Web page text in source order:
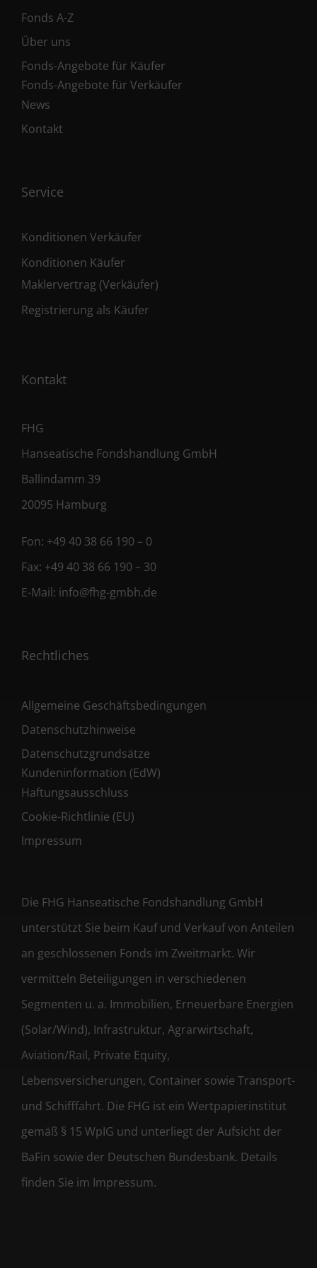
Fonds A-Z
Über uns
Fonds-Angebote für Käufer
Fonds-Angebote für Verkäufer
News
Kontakt
Service
Konditionen Verkäufer
Konditionen Käufer
Maklervertrag (Verkäufer)
Registrierung als Käufer
Kontakt
FHG
Hanseatische Fondshandlung GmbH
Ballindamm 39
20095 Hamburg
Fon: +49 40 38 66 190 – 0
Fax: +49 40 38 66 190 – 30
E-Mail: info@fhg-gmbh.de
Rechtliches
Allgemeine Geschäftsbedingungen
Datenschutzhinweise
Datenschutzgrundsätze
Kundeninformation (EdW)
Haftungsausschluss
Cookie-Richtlinie (EU)
Impressum
Die FHG Hanseatische Fondshandlung GmbH
unterstützt Sie beim Kauf und Verkauf von Anteilen
an geschlossenen Fonds im Zweitmarkt. Wir
vermitteln Beteiligungen in verschiedenen
Segmenten u. a. Immobilien, Erneuerbare Energien
(Solar/Wind), Infrastruktur, Agrarwirtschaft,
Aviation/Rail, Private Equity,
Lebensversicherungen, Container sowie Transport-
und Schifffahrt. Die FHG ist ein Wertpapierinstitut
gemäß § 15 WpIG und unterliegt der Aufsicht der
BaFin sowie der Deutschen Bundesbank. Details
finden Sie im Impressum.